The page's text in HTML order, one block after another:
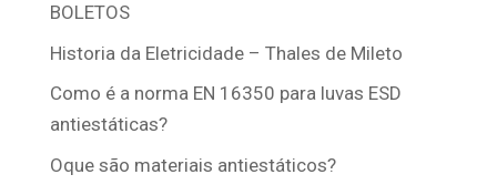
BOLETOS
Historia da Eletricidade – Thales de Mileto
Como é a norma EN 16350 para luvas ESD
antiestáticas?
Oque são materiais antiestáticos?